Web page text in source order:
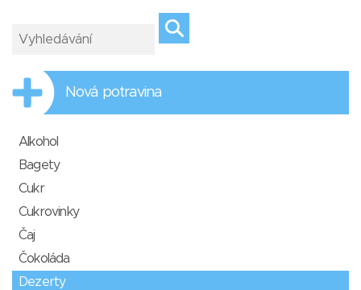
Nová potravina
Alkohol
Bagety
Cukr
Cukrovinky
Čaj
Čokoláda
Dezerty